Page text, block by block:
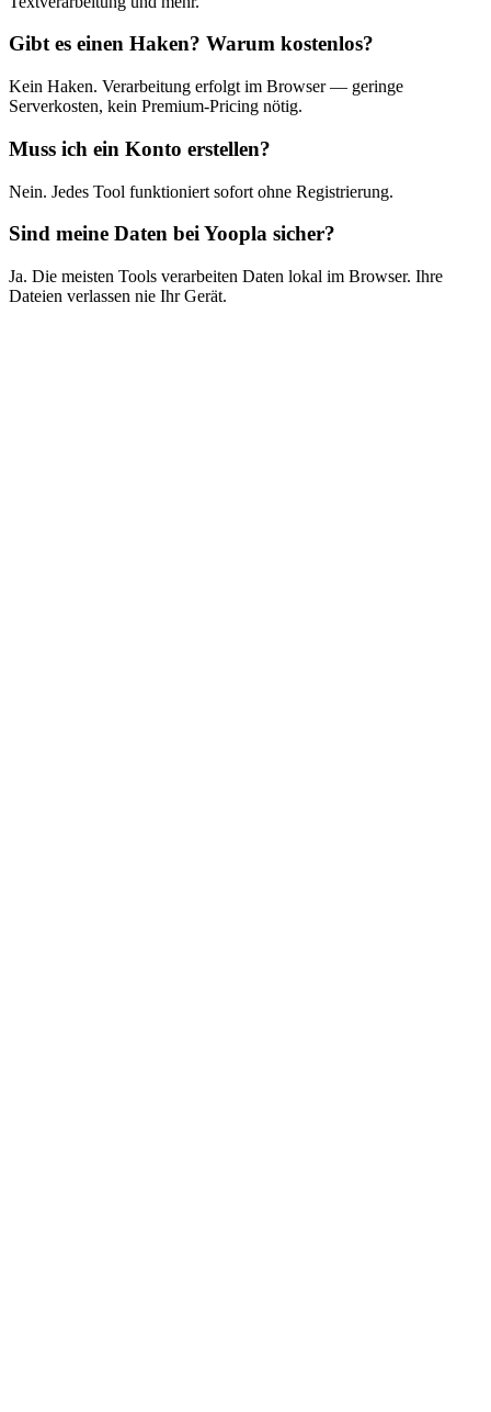
Gibt es einen Haken? Warum kostenlos?
Kein Haken. Verarbeitung erfolgt im Browser — geringe
Serverkosten, kein Premium-Pricing nötig.
Muss ich ein Konto erstellen?
Nein. Jedes Tool funktioniert sofort ohne Registrierung.
Sind meine Daten bei Yoopla sicher?
Ja. Die meisten Tools verarbeiten Daten lokal im Browser. Ihre
Dateien verlassen nie Ihr Gerät.